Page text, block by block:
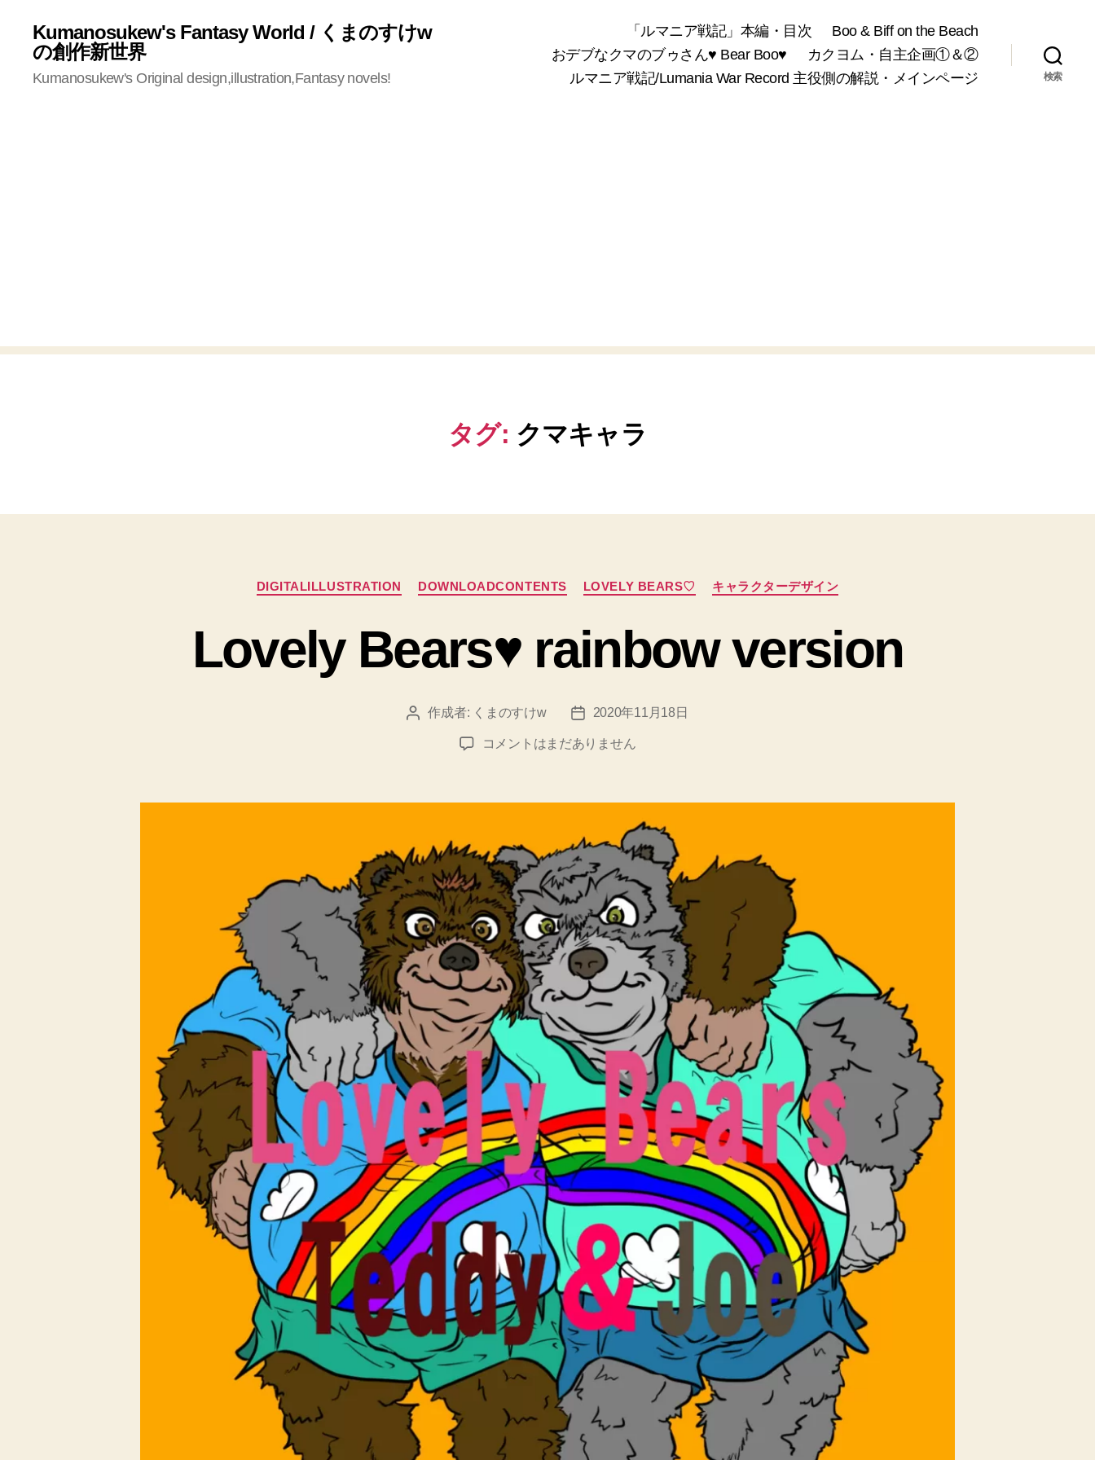
Kumanosukew's Fantasy World / くまのすけw
の創作新世界
Kumanosukew's Original design,illustration,Fantasy novels!
「ルマニア戦記」本編・目次
Boo & Biff on the Beach
おデブなクマのブゥさん♥ Bear Boo♥
カクヨム・自主企画①＆②
ルマニア戦記/Lumania War Record 主役側の解説・メインページ
検索
タグ: クマキャラ
カ
テ
ー
DIGITALILLUSTRATION DOWNLOADCONTENTS LOVELY BEARS♡ キャラクターデザイン
Lovely Bears♥ rainbow version
投
作成者: くまのすけw
投
日
2020年11月18日
Lovely
version
コメントはまだありません